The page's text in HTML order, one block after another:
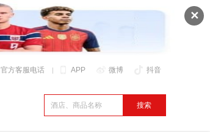
✕
APP 微博 抖音
官方客服电话